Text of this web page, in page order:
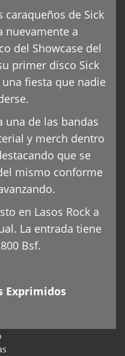
caraqueños de Sick
nuevamente a
del Showcase del
primer disco Sick
fiesta que nadie
una de las bandas
y merch dentro
que se
mismo conforme
en Lasos Rock a
La entrada tiene
Bsf.
Exprimidos